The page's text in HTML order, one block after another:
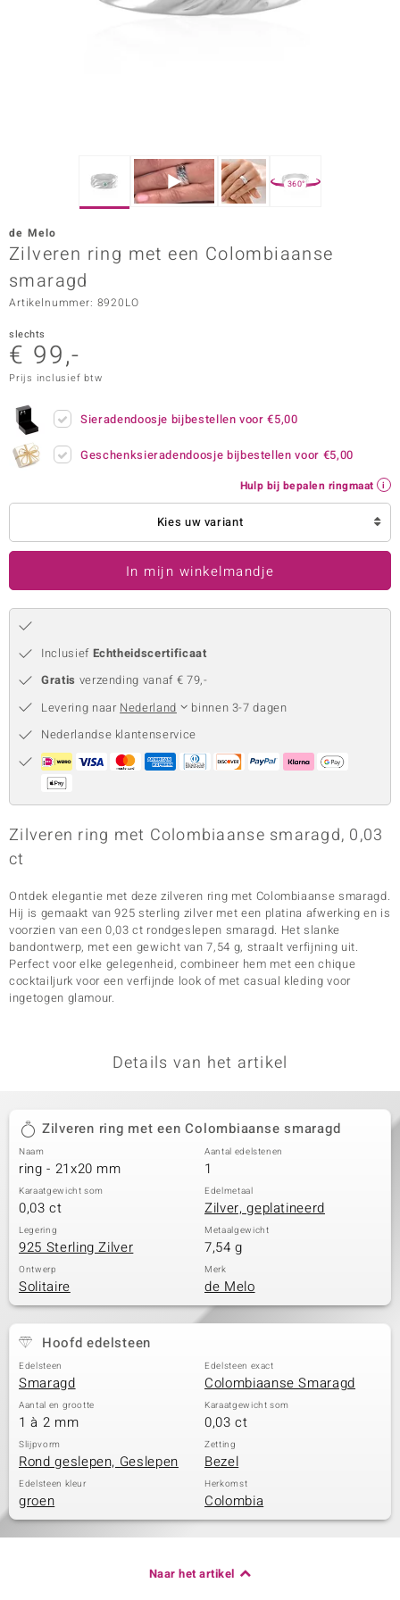
Vogue
Paraíso
360°
de Melo
Zilveren ring met een Colombiaanse
smaragd
Artikelnummer: 8920LO
slechts
€ 99,-
Prijs inclusief btw
Sieradendoosje bijbestellen voor€5,00
Geschenksieradendoosje bijbestellen voor €5,00
Hulp bij bepalen ringmaat
Kies uw variant
In mijn winkelmandje
Inclusief Echtheidscertificaat
Gratis verzending vanaf € 79,-
Levering naar Nederland
binnen 3-7 dagen
Nederlandse klantenservice
Zilveren ring met Colombiaanse smaragd, 0,03
ct
Ontdek elegantie met deze zilveren ring met Colombiaanse smaragd.
Hij is gemaakt van 925 sterling zilver met een platina afwerking en is
voorzien van een 0,03 ct rondgeslepen smaragd. Het slanke
bandontwerp, met een gewicht van 7,54 g, straalt verfijning uit.
Perfect voor elke gelegenheid, combineer hem met een chique
cocktailjurk voor een verfijnde look of met casual kleding voor
ingetogen glamour.
Details van het artikel
Zilveren ring met een Colombiaanse smaragd
Naam
ring - 21x20 mm
Aantal edelstenen
1
Karaatgewicht som
0,03 ct
Edelmetaal
Zilver, geplatineerd
Legering
925 Sterling Zilver
Metaalgewicht
7,54 g
Ontwerp
Solitaire
Merk
de Melo
Hoofd edelsteen
Edelsteen
Smaragd
Edelsteen exact
Colombiaanse Smaragd
Aantal en grootte
1 à 2 mm
Karaatgewicht som
0,03 ct
Slijpvorm
Rond geslepen, Geslepen
Zetting
Bezel
Edelsteen kleur
groen
Herkomst
Colombia
Naar het artikel